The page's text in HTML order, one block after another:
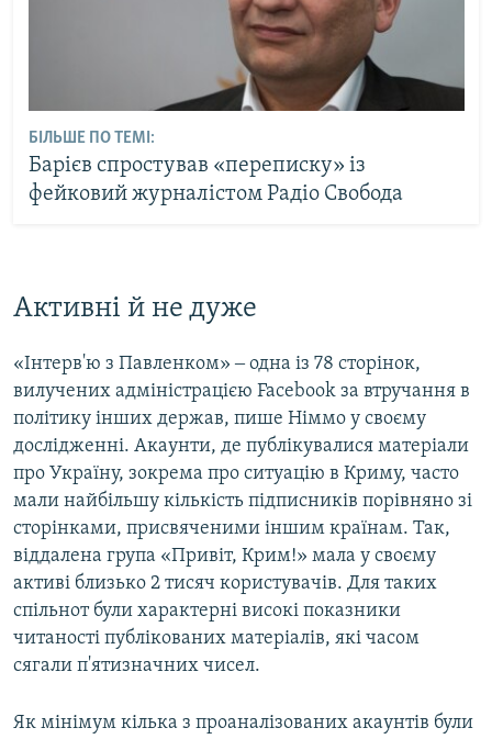
БІЛЬШЕ ПО ТЕМІ:
Барієв спростував «переписку» із
фейковий журналістом Радіо Свобода
Активні й не дуже
«Інтерв'ю з Павленком» ‒ одна із 78 сторінок,
вилучених адміністрацією Facebook за втручання в
політику інших держав, пише Німмо у своєму
дослідженні. Акаунти, де публікувалися матеріали
про Україну, зокрема про ситуацію в Криму, часто
мали найбільшу кількість підписників порівняно зі
сторінками, присвяченими іншим країнам. Так,
віддалена група «Привіт, Крим!» мала у своєму
активі близько 2 тисяч користувачів. Для таких
спільнот були характерні високі показники
читаності публікованих матеріалів, які часом
сягали п'ятизначних чисел.
Як мінімум кілька з проаналізованих акаунтів були